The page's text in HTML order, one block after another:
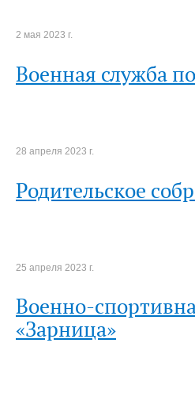
2 мая 2023 г.
Военная служба
28 апреля 2023 г.
Родительское
25 апреля 2023 г.
Военно-
«Зарница»